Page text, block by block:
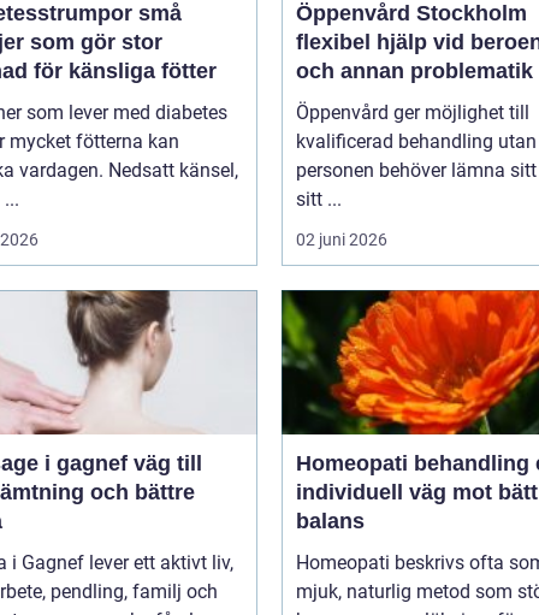
små
som gör stor
för känsliga fötter
som lever med diabetes
mycket fötterna kan
vardagen. Nedsatt känsel,
Öppenvård Stockholm
flexibel hjälp vid
och annan problematik
Öppenvård ger möjlighet till
kvalificerad behandling
personen behöver lämna
sitt ...
02 juni 2026
i gagnef väg till
och bättre
i Gagnef lever ett aktivt liv,
pendling, familj och
Homeopati behandling en
individuell väg mot
balans
Homeopati beskrivs ofta
mjuk, naturlig metod som